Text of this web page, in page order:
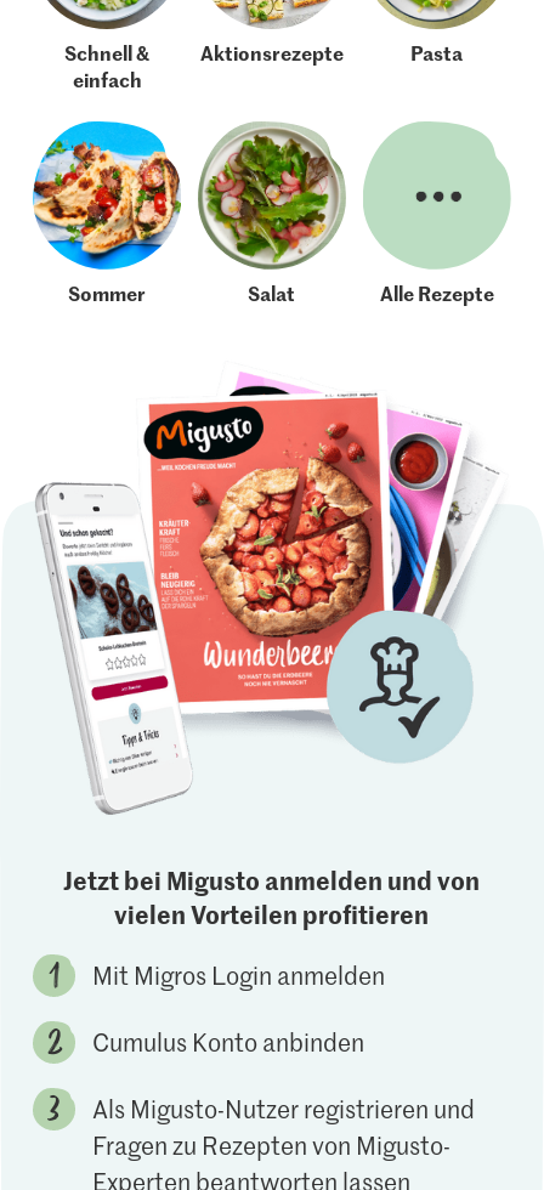
Schnell &
einfach
Aktionsrezepte Pasta
Sommer Salat Alle Rezepte
Jetzt bei Migusto anmelden und von
vielen Vorteilen profitieren
Mit Migros Login anmelden
Cumulus Konto anbinden
Als Migusto-Nutzer registrieren und
Fragen zu Rezepten von Migusto-
Experten beantworten lassen